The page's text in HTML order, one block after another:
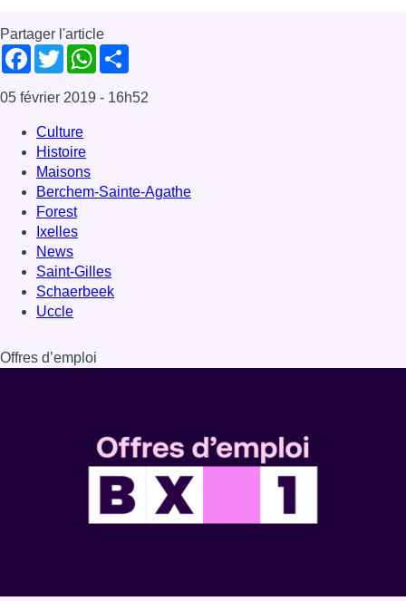
Partager l'article
Facebook
TwitterWhatsApp
05 février 2019 - 16h52
Culture
Histoire
Maisons
Berchem-Sainte-Agathe
Forest
Ixelles
News
Saint-Gilles
Schaerbeek
Uccle
Offres d’emploi